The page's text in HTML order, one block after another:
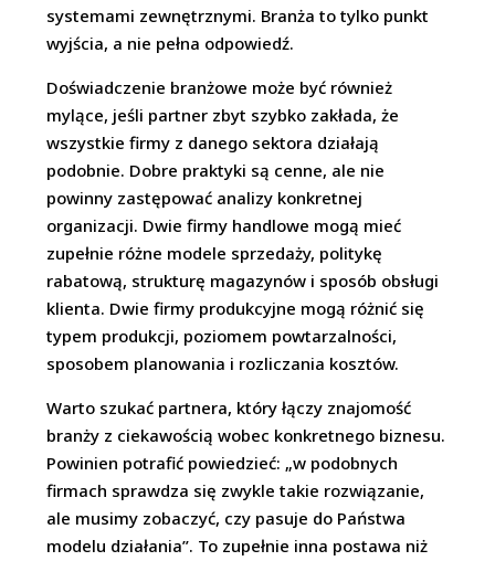
systemami zewnętrznymi. Branża to tylko punkt
wyjścia, a nie pełna odpowiedź.
Doświadczenie branżowe może być również
mylące, jeśli partner zbyt szybko zakłada, że
wszystkie firmy z danego sektora działają
podobnie. Dobre praktyki są cenne, ale nie
powinny zastępować analizy konkretnej
organizacji. Dwie firmy handlowe mogą mieć
zupełnie różne modele sprzedaży, politykę
rabatową, strukturę magazynów i sposób obsługi
klienta. Dwie firmy produkcyjne mogą różnić się
typem produkcji, poziomem powtarzalności,
sposobem planowania i rozliczania kosztów.
Warto szukać partnera, który łączy znajomość
branży z ciekawością wobec konkretnego biznesu.
Powinien potrafić powiedzieć: „w podobnych
firmach sprawdza się zwykle takie rozwiązanie,
ale musimy zobaczyć, czy pasuje do Państwa
modelu działania”. To zupełnie inna postawa niż